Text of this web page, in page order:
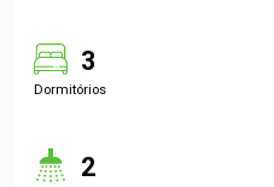
3
Dormitórios
2